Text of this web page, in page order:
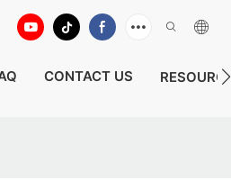
CONTACT US